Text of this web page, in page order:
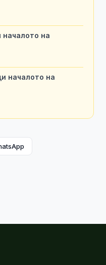
на
началото на